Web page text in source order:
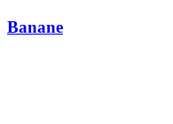
Banane